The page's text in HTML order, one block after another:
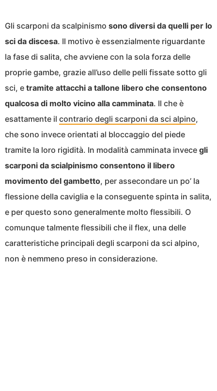
Gli scarponi da scalpinismo sono diversi da quelli per lo
sci da discesa. Il motivo è essenzialmente riguardante
la fase di salita, che avviene con la sola forza delle
proprie gambe, grazie all’uso delle pelli fissate sotto gli
sci, e tramite attacchi a tallone libero che consentono
qualcosa di molto vicino alla camminata. Il che è
esattamente il contrario degli scarponi da sci alpino,
che sono invece orientati al bloccaggio del piede
tramite la loro rigidità. In modalità camminata invece gli
scarponi da scialpinismo consentono il libero
movimento del gambetto, per assecondare un po’ la
flessione della caviglia e la conseguente spinta in salita,
e per questo sono generalmente molto flessibili. O
comunque talmente flessibili che il flex, una delle
caratteristiche principali degli scarponi da sci alpino,
non è nemmeno preso in considerazione.